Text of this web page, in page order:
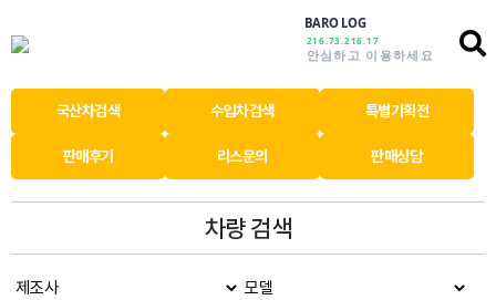
국산차검색 수입차검색 특별기획전
판매후기 리스문의 판매상담
차량 검색
BARO LOG
216.73.216.17
안심하고 이용하세요